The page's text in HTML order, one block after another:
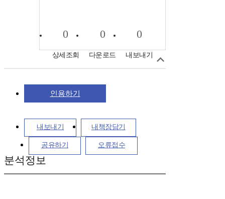
0
상세조회
0
다운로드
0
내보내기
인용하기
내보내기 내책장담기
공유하기 오류접수
분석정보